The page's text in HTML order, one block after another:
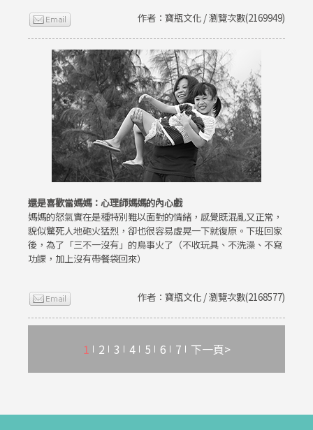
作者：寶瓶文化 / 瀏覽次數(2169949)
還是喜歡當媽媽：心理師媽媽的內心戲
媽媽的怒氣實在是種特別難以面對的情緒，感覺既混亂又正常，
貌似驚死人地砲火猛烈，卻也很容易虛晃一下就復原。下班回家
後，為了「三不一沒有」的鳥事火了（不收玩具、不洗澡、不寫
功課，加上沒有帶餐袋回來）
作者：寶瓶文化 / 瀏覽次數(2168577)
1 2 3 4 5 6 7 下一頁>